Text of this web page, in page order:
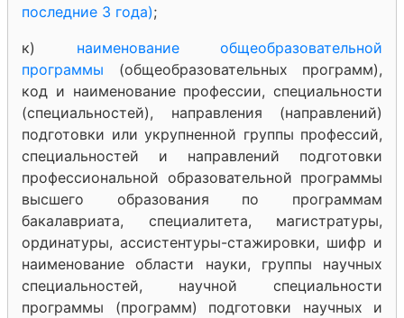
последние 3 года);
к) наименование общеобразовательной
программы (общеобразовательных программ),
код и наименование профессии, специальности
(специальностей), направления (направлений)
подготовки или укрупненной группы профессий,
специальностей и направлений подготовки
профессиональной образовательной программы
высшего образования по программам
бакалавриата, специалитета, магистратуры,
ординатуры, ассистентуры-стажировки, шифр и
наименование области науки, группы научных
специальностей, научной специальности
программы (программ) подготовки научных и